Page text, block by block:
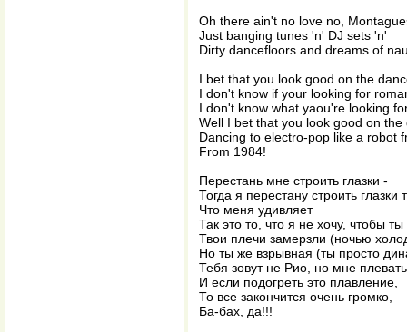
Oh there ain't no love no,
Just banging tunes 'n' DJ sets 'n'
Dirty dancefloors and dreams of
I bet that you look good on the
I don't know if your looking for
I don't know what yaou're looking
Well I bet that you look good on the
Dancing to electro-pop like a robot
From 1984!
Перестань мне строить глазки -
Тогда я перестану строить глазки
Что меня удивляет
Так это то, что я не хочу, чтобы
Твои плечи замерзли (ночью
Но ты же взрывная (ты просто
Тебя зовут не Рио, но мне плевать
И если подогреть это плавление,
То все закончится очень громко,
Ба-бах, да!!!